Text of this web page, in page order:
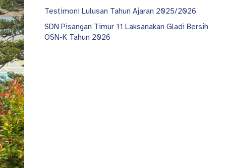
Testimoni Lulusan Tahun Ajaran 2025/2026
SDN Pisangan Timur 11 Laksanakan Gladi Bersih
OSN-K Tahun 2026